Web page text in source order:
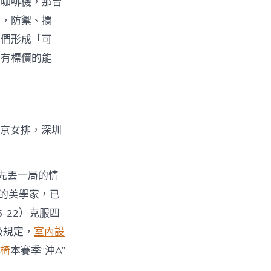
防禦、攔
形成「可
標價的能
女排，深圳
丟一局的情
美學家，已
22）克服四
定， 室內設
本賽季“沖A”